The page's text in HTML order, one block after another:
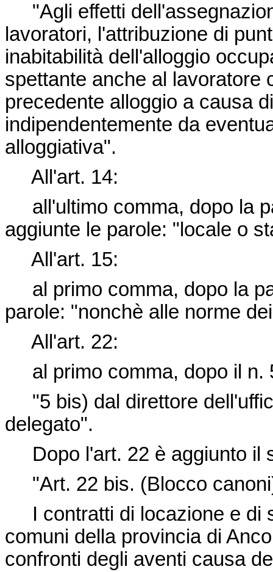
"Agli effetti
lavoratori, l'attribuzione di
inabitabilità dell'alloggio
spettante anche al lavoratore
precedente alloggio a causa
indipendentemente da
alloggiativa".
All'art. 14:
all'ultimo comma, dopo la
aggiunte le parole: "locale o
All'art. 15:
al primo comma, dopo la
parole: "nonchè alle norme
All'art. 22:
al primo comma, dopo il n.
"5 bis) dal direttore
delegato".
Dopo l'art. 22 è aggiunto il
"Art. 22 bis. (Blocco
I contratti di locazione e di
comuni della provincia di
confronti degli aventi causa